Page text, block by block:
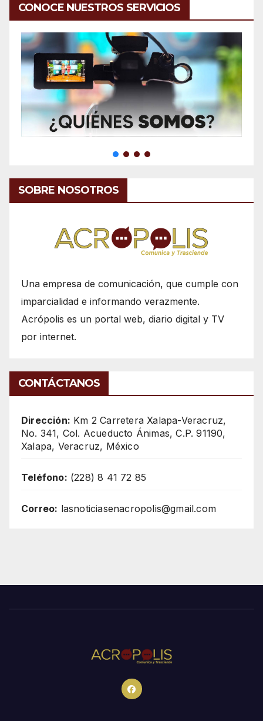
CONOCE NUESTROS SERVICIOS
SOBRE NOSOTROS
Una empresa de comunicación, que cumple con
imparcialidad e informando verazmente.
Acrópolis es un portal web, diario digital y TV
por internet.
CONTÁCTANOS
Dirección: Km 2 Carretera Xalapa-Veracruz,
No. 341, Col. Acueducto Ánimas, C.P. 91190,
Xalapa, Veracruz, México
Teléfono: (228) 8 41 72 85
Correo: lasnoticiasenacropolis@gmail.com